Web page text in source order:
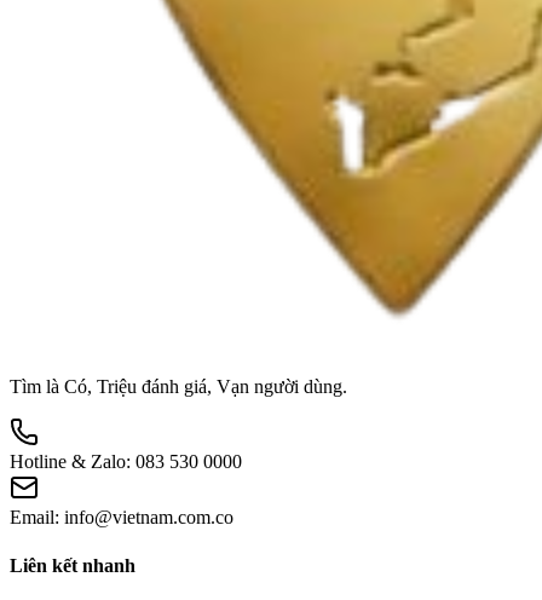
Tìm là Có, Triệu đánh giá, Vạn người dùng.
Hotline & Zalo: 083 530 0000
Email: info@vietnam.com.co
Liên kết nhanh